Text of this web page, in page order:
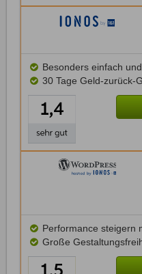
Besonders einfach
30 Tage Geld-zurück-
Performance steigern
Große